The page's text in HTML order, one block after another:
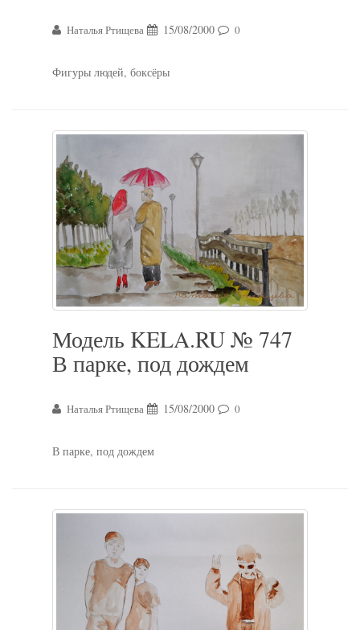
Наталья Ртищева 15/08/2000 0
Фигуры людей, боксёры
Модель KELA.RU № 747
В парке, под дождем
Наталья Ртищева 15/08/2000 0
В парке, под дождем